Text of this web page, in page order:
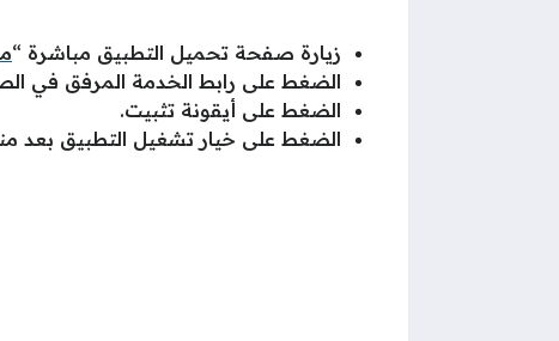
زيارة صفحة تحميل التطبيق مباشرة “
الضغط على رابط الخدمة المرفق في
الضغط على أيقونة تثبيت.
الضغط على خيار تشغيل التطبيق بعد